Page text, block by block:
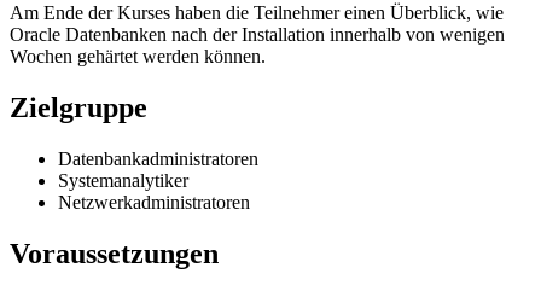
Am Ende der Kurses haben die Teilnehmer einen Überblick, wie
Oracle Datenbanken nach der Installation innerhalb von wenigen
Wochen gehärtet werden können.
Zielgruppe
Datenbankadministratoren
Systemanalytiker
Netzwerkadministratoren
Voraussetzungen